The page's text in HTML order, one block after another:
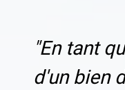
"En tant
d'un bien